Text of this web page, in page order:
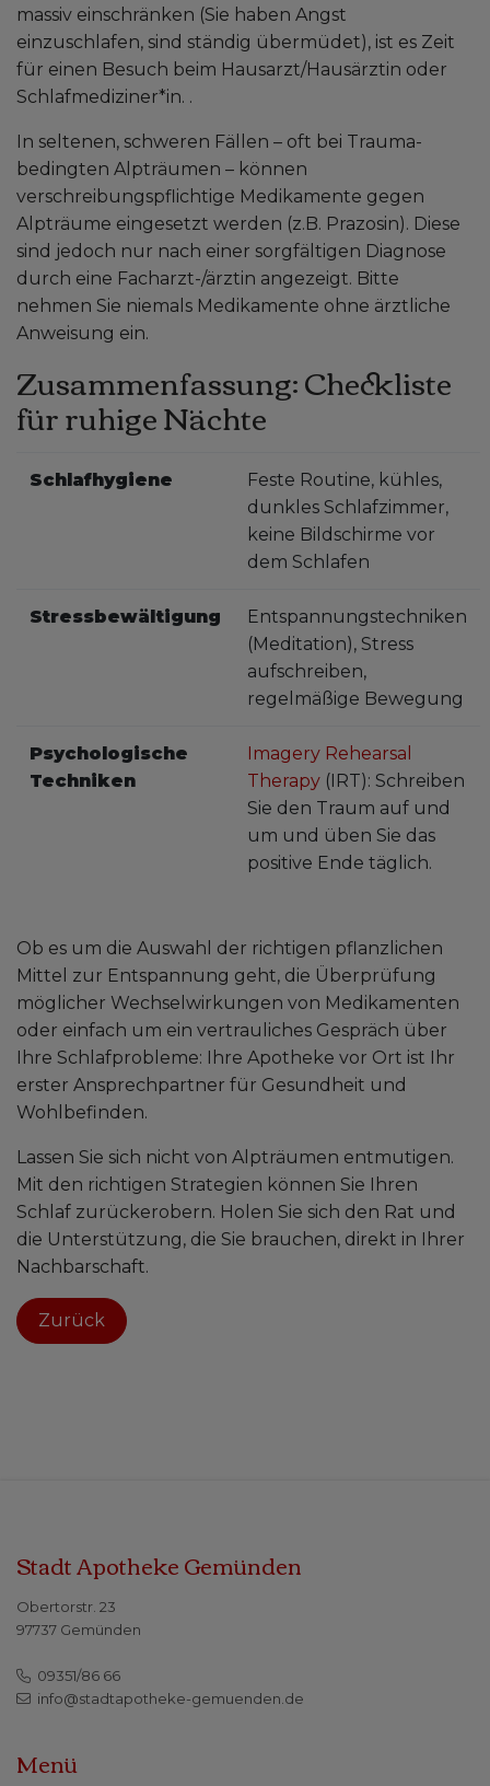
Zurück
massiv einschränken (Sie haben Angst
einzuschlafen, sind ständig übermüdet), ist es Zeit
für einen Besuch beim Hausarzt/Hausärztin oder
Schlafmediziner*in. .
In seltenen, schweren Fällen – oft bei Trauma-
bedingten Alpträumen – können
verschreibungspflichtige Medikamente gegen
Alpträume eingesetzt werden (z.B. Prazosin). Diese
sind jedoch nur nach einer sorgfältigen Diagnose
durch eine Facharzt-/ärztin angezeigt. Bitte
nehmen Sie niemals Medikamente ohne ärztliche
Anweisung ein.
Zusammenfassung: Checkliste
für ruhige Nächte
Schlafhygiene
Feste Routine, kühles,
dunkles Schlafzimmer,
keine Bildschirme vor
dem Schlafen
Stressbewältigung
Entspannungstechniken
(Meditation), Stress
aufschreiben,
regelmäßige Bewegung
Psychologische
Techniken
Imagery Rehearsal
Therapy (IRT): Schreiben
Sie den Traum auf und
um und üben Sie das
positive Ende täglich.
Ob es um die Auswahl der richtigen pflanzlichen
Mittel zur Entspannung geht, die Überprüfung
möglicher Wechselwirkungen von Medikamenten
oder einfach um ein vertrauliches Gespräch über
Ihre Schlafprobleme: Ihre Apotheke vor Ort ist Ihr
erster Ansprechpartner für Gesundheit und
Wohlbefinden.
Lassen Sie sich nicht von Alpträumen entmutigen.
Mit den richtigen Strategien können Sie Ihren
Schlaf zurückerobern. Holen Sie sich den Rat und
die Unterstützung, die Sie brauchen, direkt in Ihrer
Nachbarschaft.
Stadt Apotheke Gemünden
Obertorstr. 23
97737 Gemünden
09351/86 66
info@stadtapotheke-gemuenden.de
Menü